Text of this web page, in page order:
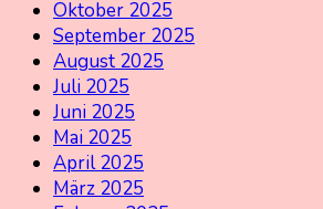
Oktober 2025
September 2025
August 2025
Juli 2025
Juni 2025
Mai 2025
April 2025
März 2025